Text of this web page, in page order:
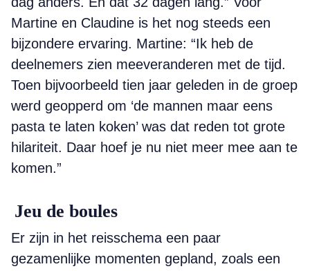
Martine en Claudine is het nog steeds een
bijzondere ervaring. Martine: “Ik heb de
deelnemers zien meeveranderen met de tijd.
Toen bijvoorbeeld tien jaar geleden in de groep
werd geopperd om ‘de mannen maar eens
pasta te laten koken’ was dat reden tot grote
hilariteit. Daar hoef je nu niet meer mee aan te
komen.”
Jeu de boules
Er zijn in het reisschema een paar
gezamenlijke momenten gepland, zoals een